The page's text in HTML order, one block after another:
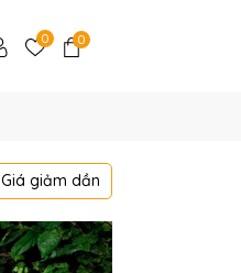
0 0
Giá giảm dần